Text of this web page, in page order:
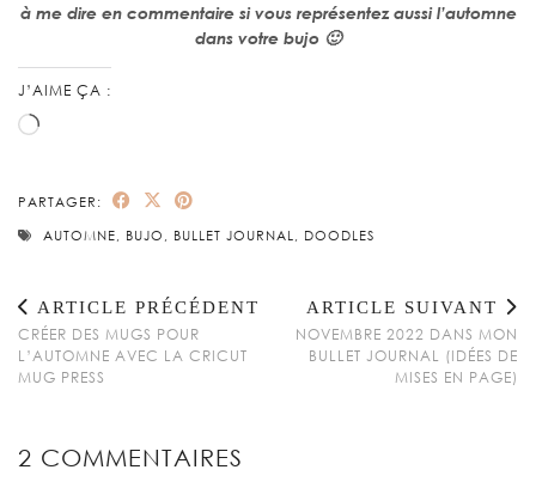
à me dire en commentaire si vous représentez aussi l’automne
dans votre bujo 🙂
J’AIME ÇA :
Chargement…
PARTAGER:
AUTOMNE BUJO BULLET JOURNAL DOODLES
ARTICLE PRÉCÉDENT
CRÉER DES MUGS POUR
L’AUTOMNE AVEC LA CRICUT
MUG PRESS
ARTICLE SUIVANT
NOVEMBRE 2022 DANS MON
BULLET JOURNAL (IDÉES DE
MISES EN PAGE)
2 COMMENTAIRES